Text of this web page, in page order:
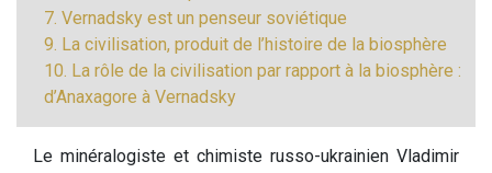
7. Vernadsky est un penseur soviétique
9. La civilisation, produit de l’histoire de la biosphère
10. La rôle de la civilisation par rapport à la biosphère :
d’Anaxagore à Vernadsky
Le minéralogiste et chimiste russo-ukrainien Vladimir